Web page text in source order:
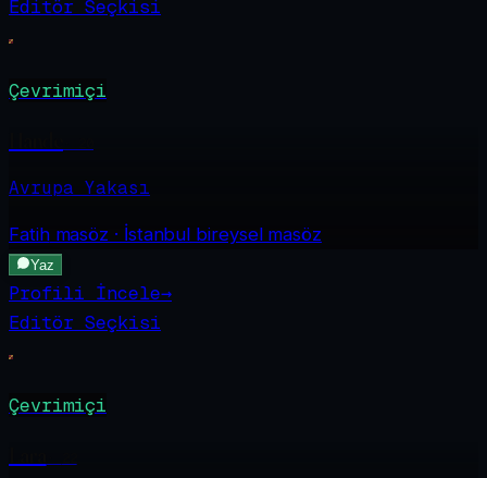
Editör Seçkisi
Çevrimiçi
Avrupa Yakası
Fatihmasöz · İstanbul bireysel masöz
Yaz
Profili İncele→
Editör Seçkisi
Çevrimiçi